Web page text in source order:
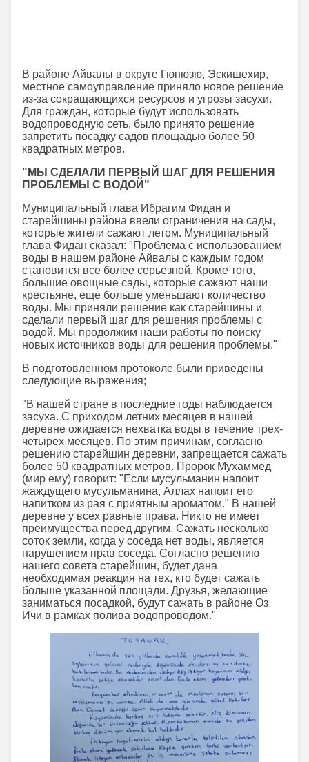
В районе Айвалы в округе Гюнюзю, Эскишехир,
местное самоуправление приняло новое решение
из-за сокращающихся ресурсов и угрозы засухи.
Для граждан, которые будут использовать
водопроводную сеть, было принято решение
запретить посадку садов площадью более 50
квадратных метров.
"МЫ СДЕЛАЛИ ПЕРВЫЙ ШАГ ДЛЯ РЕШЕНИЯ
ПРОБЛЕМЫ С ВОДОЙ"
Муниципальный глава Ибрагим Фидан и
старейшины района ввели ограничения на сады,
которые жители сажают летом. Муниципальный
глава Фидан сказал: "Проблема с использованием
воды в нашем районе Айвалы с каждым годом
становится все более серьезной. Кроме того,
большие овощные сады, которые сажают наши
крестьяне, еще больше уменьшают количество
воды. Мы приняли решение как старейшины и
сделали первый шаг для решения проблемы с
водой. Мы продолжим наши работы по поиску
новых источников воды для решения проблемы."
В подготовленном протоколе были приведены
следующие выражения;
"В нашей стране в последние годы наблюдается
засуха. С приходом летних месяцев в нашей
деревне ожидается нехватка воды в течение трех-
четырех месяцев. По этим причинам, согласно
решению старейшин деревни, запрещается сажать
более 50 квадратных метров. Пророк Мухаммед
(мир ему) говорит: "Если мусульманин напоит
жаждущего мусульманина, Аллах напоит его
напитком из рая с приятным ароматом." В нашей
деревне у всех равные права. Никто не имеет
преимущества перед другим. Сажать несколько
соток земли, когда у соседа нет воды, является
нарушением прав соседа. Согласно решению
нашего совета старейшин, будет дана
необходимая реакция на тех, кто будет сажать
больше указанной площади. Друзья, желающие
заниматься посадкой, будут сажать в районе Оз
Ичи в рамках полива водопроводом."